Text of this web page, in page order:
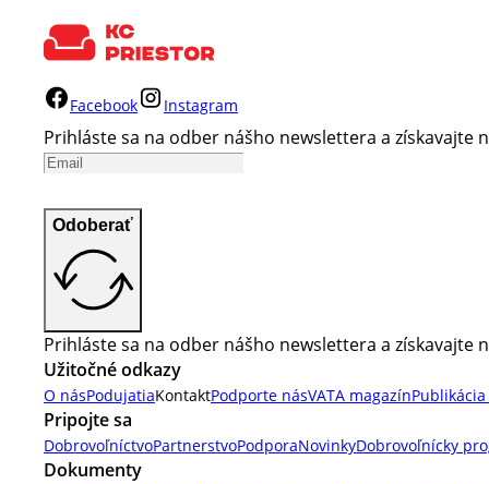
Facebook Instagram
Prihláste sa na odber nášho newslettera a získavajte
Odoberať
Prihláste sa na odber nášho newslettera a získavajte
Užitočné odkazy
O násPodujatiaKontaktPodporte násVATA magazín
Pripojte sa
DobrovoľníctvoPartnerstvoPodporaNovinkyDobrovoľnícky
Dokumenty